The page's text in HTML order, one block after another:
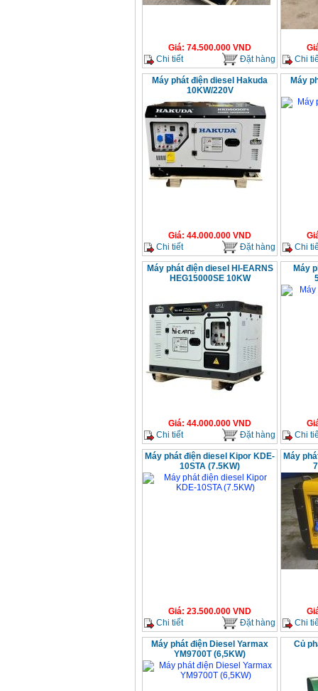
Giá: 74.500.000 VND
Chi tiết
Đặt hàng
Chi
Máy phát điện diesel Hakuda
10KW/220V
Giá: 44.000.000 VND
Chi tiết
Đặt hàng
Máy
Chi
Máy phát điện diesel HI-EARNS
HEG15000SE 10KW
Giá: 44.000.000 VND
Chi tiết
Đặt hàng
Máy
Chi
Máy phát điện diesel Kipor KDE-
10STA (7.5KW)
Giá: 23.500.000 VND
Chi tiết
Đặt hàng
Máy
Chi
Máy phát điện Diesel Yarmax
YM9700T (6,5KW)
Củ